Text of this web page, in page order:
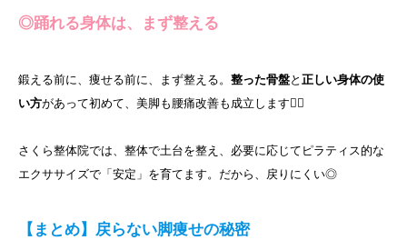
◎踊れる身体は、まず整える
鍛える前に、痩せる前に、まず整える。 整った骨盤と 正しい身体の使
い方があって初めて、美脚も腰痛改善も成立します🧘‍♀️
さくら整体院では、整体で土台を整え、必要に応じてピラティス的な
エクササイズで「安定」を育てます。だから、戻りにくい◎
【まとめ】戻らない脚痩せの秘密